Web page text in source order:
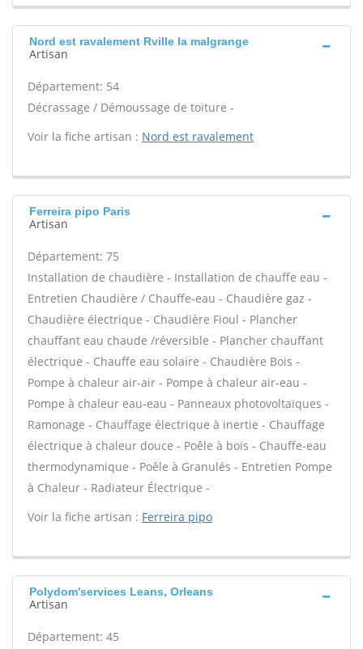
Nord est ravalement Rville la malgrange
Artisan
Département: 54
Décrassage / Démoussage de toiture -
Voir la fiche artisan : Nord est ravalement
Ferreira pipo Paris
Artisan
Département: 75
Installation de chaudière - Installation de chauffe eau -
Entretien Chaudière / Chauffe-eau - Chaudière gaz -
Chaudière électrique - Chaudière Fioul - Plancher
chauffant eau chaude /réversible - Plancher chauffant
électrique - Chauffe eau solaire - Chaudière Bois -
Pompe à chaleur air-air - Pompe à chaleur air-eau -
Pompe à chaleur eau-eau - Panneaux photovoltaïques -
Ramonage - Chauffage électrique à inertie - Chauffage
électrique à chaleur douce - Poêle à bois - Chauffe-eau
thermodynamique - Poêle à Granulés - Entretien Pompe
à Chaleur - Radiateur Électrique -
Voir la fiche artisan : Ferreira pipo
Polydom'services Leans, Orleans
Artisan
Département: 45